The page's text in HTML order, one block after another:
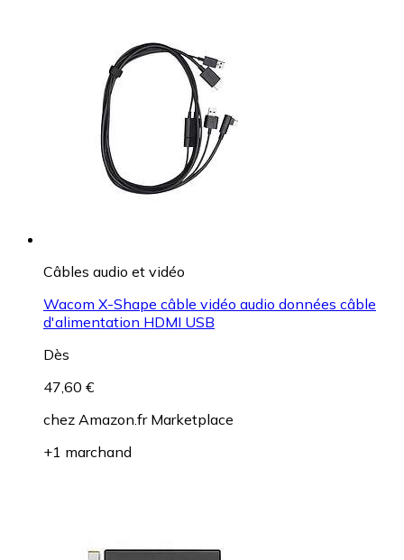
Câbles audio et vidéo
Wacom X-Shape câble vidéo audio données câble
d'alimentation HDMI USB
Dès
47,60 €
chez Amazon.fr Marketplace
+1 marchand